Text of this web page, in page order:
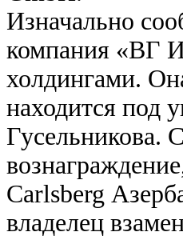
Изначально
компания «ВГ
холдингами.
находится под
Гусельникова.
Carlsberg
владелец